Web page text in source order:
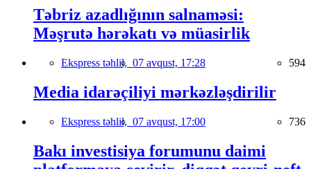
Təbriz azadlığının salnaməsi:
Məşrutə hərəkatı və müasirlik
Ekspress təhlil, 07 avqust, 17:28 594
Media idarəçiliyi mərkəzləşdirilir
Ekspress təhlil, 07 avqust, 17:00 736
Bakı investisiya forumunu daimi